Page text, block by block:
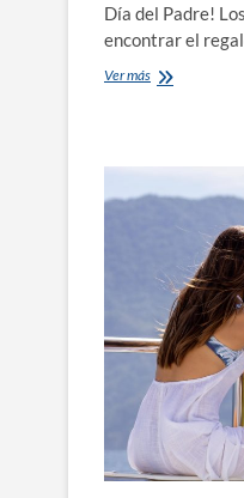
Día del Padre!
encontrar el
Ver másCelebra